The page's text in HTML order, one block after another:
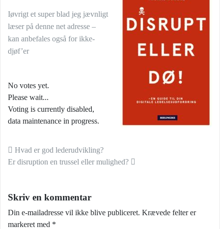
Iøvrigt et super blad jeg jævnligt
læser på denne net adresse –
kan anbefales også for ikke-
djøf’er
No votes yet.
Please wait...
Voting is currently disabled,
data maintenance in progress.
Indlæg navigation
Hvad er god lederudvikling?
Er disruption en trussel eller mulighed?
Skriv en kommentar
Din e-mailadresse vil ikke blive publiceret. Krævede felter er
markeret med *